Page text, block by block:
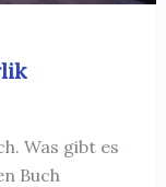
Was gibt es
Buch